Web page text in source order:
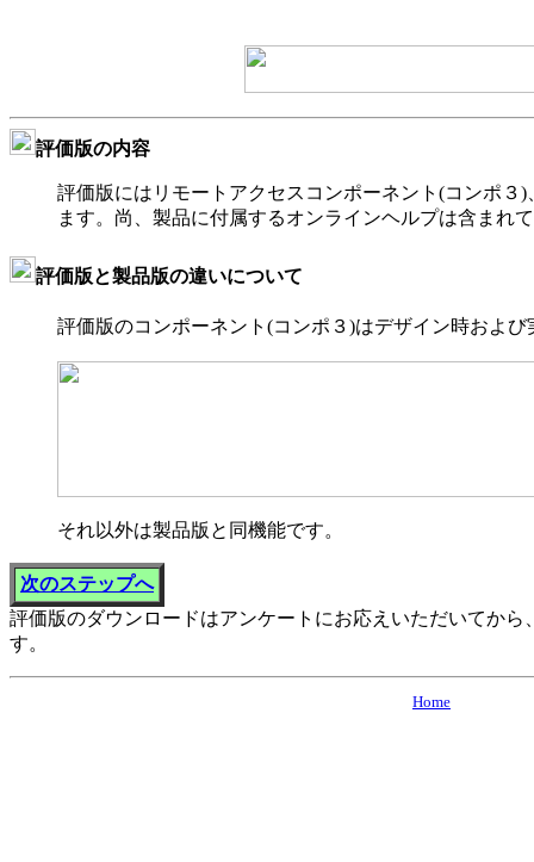
評価版の内容
評価版にはリモートアクセスコンポーネント(コンポ
ます。尚、製品に付属するオンラインヘルプは含まれ
評価版と製品版の違いについて
評価版のコンポーネント(コンポ３)はデザイン時およ
それ以外は製品版と同機能です。
次のステップへ
評価版のダウンロードはアンケートにお応えいただいてか
す。
Home